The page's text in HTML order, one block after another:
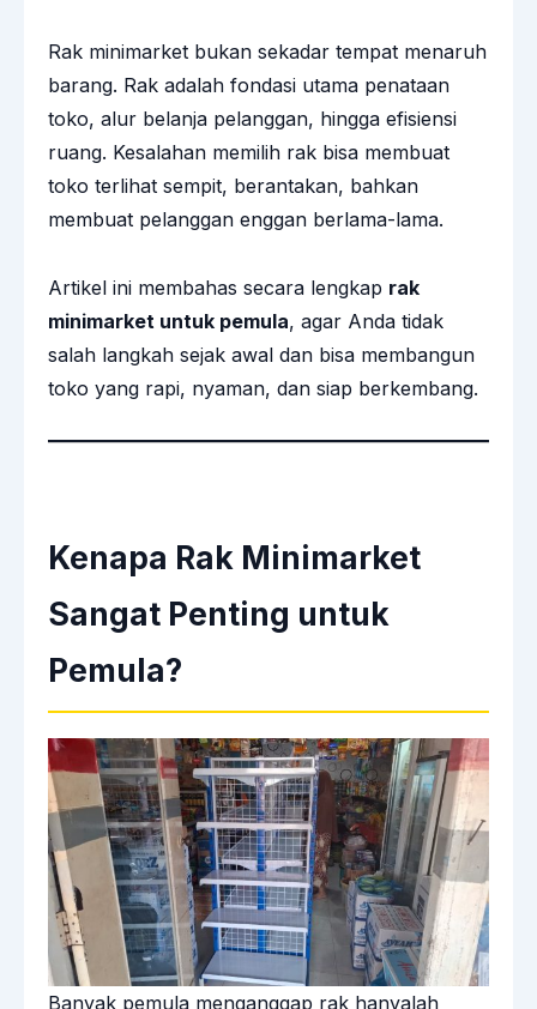
Rak minimarket bukan sekadar tempat menaruh
barang. Rak adalah fondasi utama penataan
toko, alur belanja pelanggan, hingga efisiensi
ruang. Kesalahan memilih rak bisa membuat
toko terlihat sempit, berantakan, bahkan
membuat pelanggan enggan berlama-lama.
Artikel ini membahas secara lengkap rak
minimarket untuk pemula, agar Anda tidak
salah langkah sejak awal dan bisa membangun
toko yang rapi, nyaman, dan siap berkembang.
Kenapa Rak Minimarket
Sangat Penting untuk
Pemula?
Banyak pemula menganggap rak hanyalah